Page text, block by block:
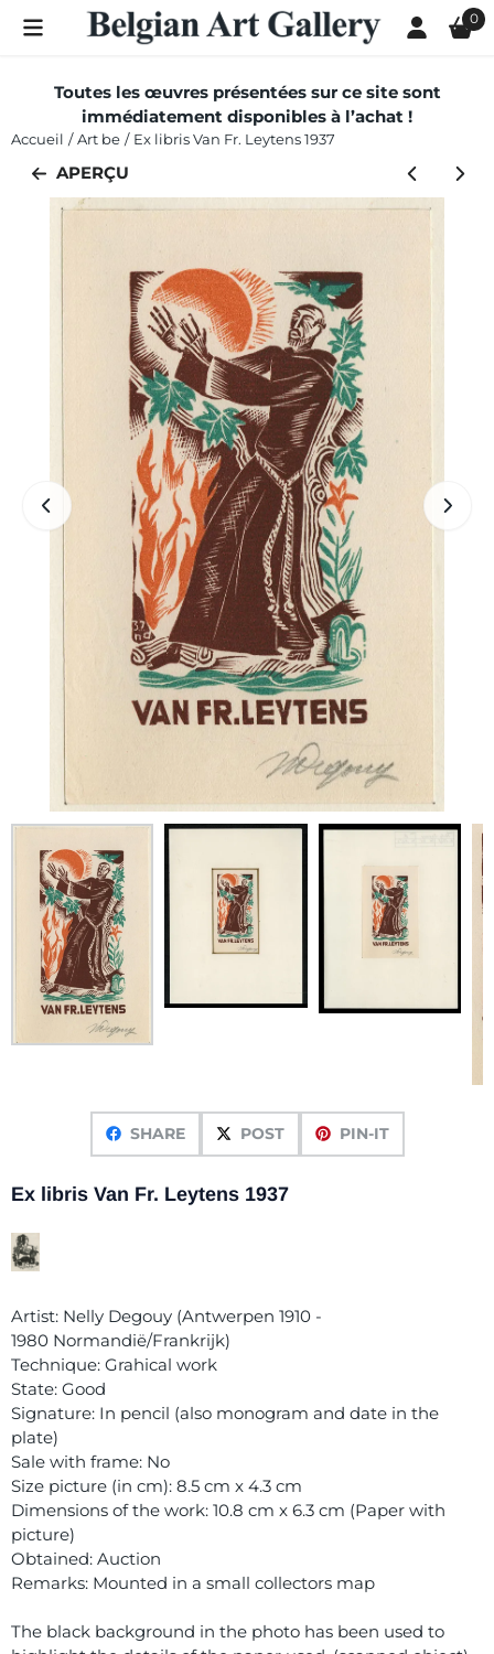
Les préférences de cookies sont actuellement fermées. 0
Toutes les œuvres présentées sur ce site sont
immédiatement disponibles à l’achat !
Accueil / Art be / Ex libris Van Fr. Leytens 1937
APERÇU
SHARE POST PIN-IT
Ex libris Van Fr. Leytens 1937
Artist: Nelly Degouy (Antwerpen 1910 -
1980 Normandië/Frankrijk)
Technique: Grahical work
State: Good
Signature: In pencil (also monogram and date in the
plate)
Sale with frame: No
Size picture (in cm): 8.5 cm x 4.3 cm
Dimensions of the work: 10.8 cm x 6.3 cm (Paper with
picture)
Obtained: Auction
Remarks: Mounted in a small collectors map
The black background in the photo has been used to